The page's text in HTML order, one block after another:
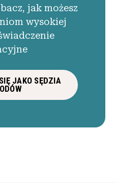
jak możesz
wysokiej
JAKO SĘDZIA